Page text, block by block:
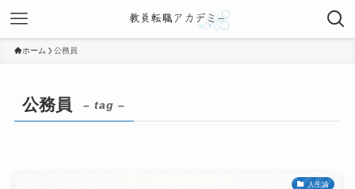
ホーム 公務員
公務員 – tag –
人生論